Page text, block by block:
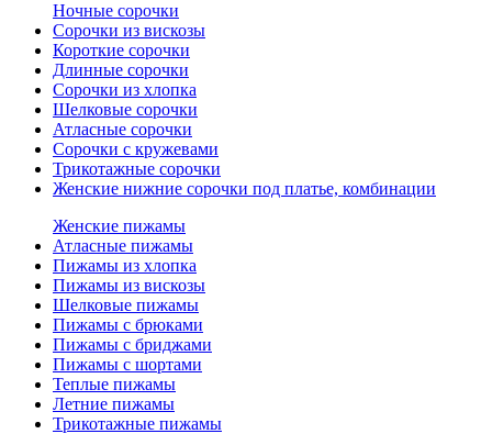
Ночные сорочки
Сорочки из вискозы
Короткие сорочки
Длинные сорочки
Сорочки из хлопка
Шелковые сорочки
Атласные сорочки
Сорочки с кружевами
Трикотажные сорочки
Женские нижние сорочки под платье, комбинации
Женские пижамы
Атласные пижамы
Пижамы из хлопка
Пижамы из вискозы
Шелковые пижамы
Пижамы с брюками
Пижамы с бриджами
Пижамы с шортами
Теплые пижамы
Летние пижамы
Трикотажные пижамы